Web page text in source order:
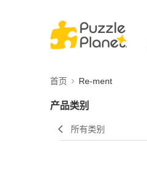
首页 Re-ment
产品类别
所有类别